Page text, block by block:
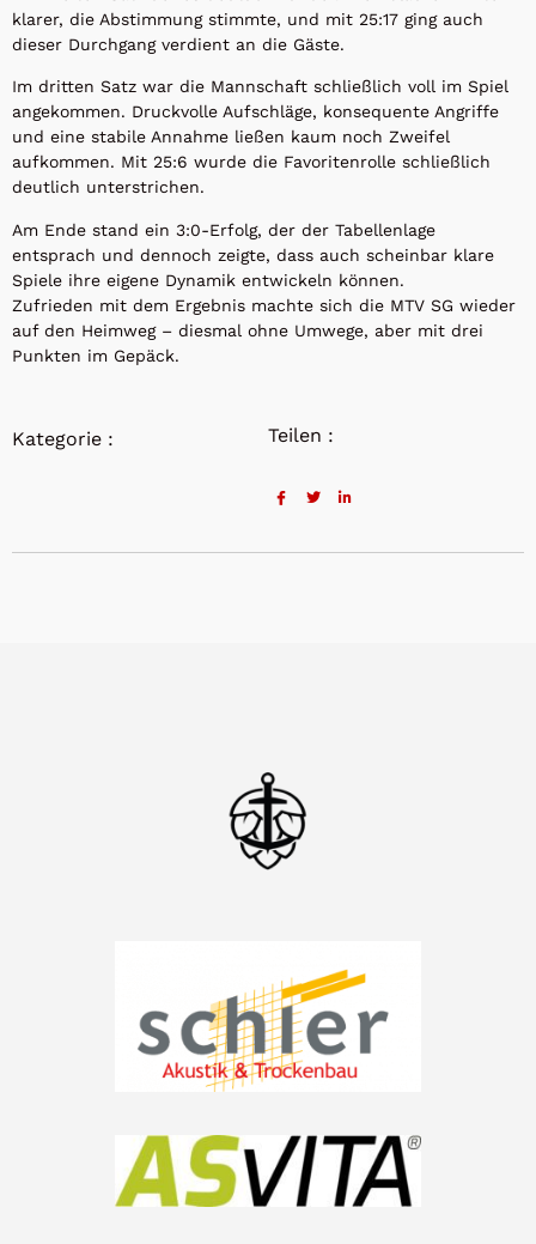
klarer, die Abstimmung stimmte, und mit 25:17 ging auch
dieser Durchgang verdient an die Gäste.
Im dritten Satz war die Mannschaft schließlich voll im Spiel
angekommen. Druckvolle Aufschläge, konsequente Angriffe
und eine stabile Annahme ließen kaum noch Zweifel
aufkommen. Mit 25:6 wurde die Favoritenrolle schließlich
deutlich unterstrichen.
Am Ende stand ein 3:0-Erfolg, der der Tabellenlage
entsprach und dennoch zeigte, dass auch scheinbar klare
Spiele ihre eigene Dynamik entwickeln können.
Zufrieden mit dem Ergebnis machte sich die MTV SG wieder
auf den Heimweg – diesmal ohne Umwege, aber mit drei
Punkten im Gepäck.
Kategorie : Teilen :